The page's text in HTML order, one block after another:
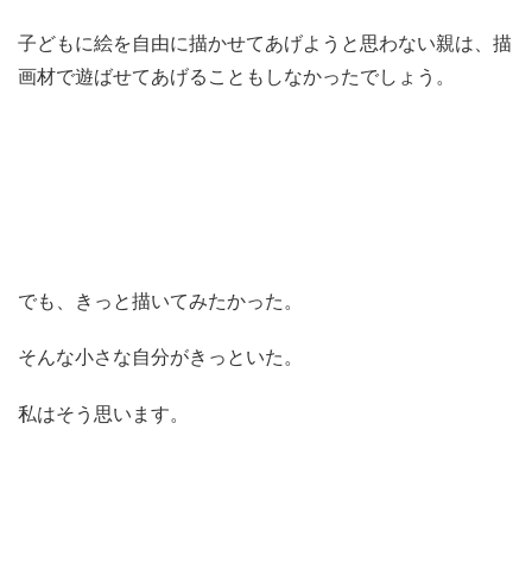
子どもに絵を自由に描かせてあげようと思わない親は、描
画材で遊ばせてあげることもしなかったでしょう。
でも、きっと描いてみたかった。
そんな小さな自分がきっといた。
私はそう思います。